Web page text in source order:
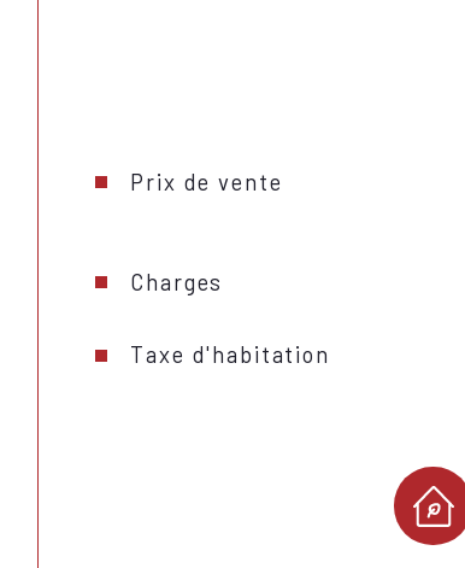
Prix de vente
Charges
Taxe d'habitation